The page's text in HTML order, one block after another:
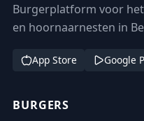
Burgerplatform voor
en hoornaarnesten in
App Store Google
BURGERS